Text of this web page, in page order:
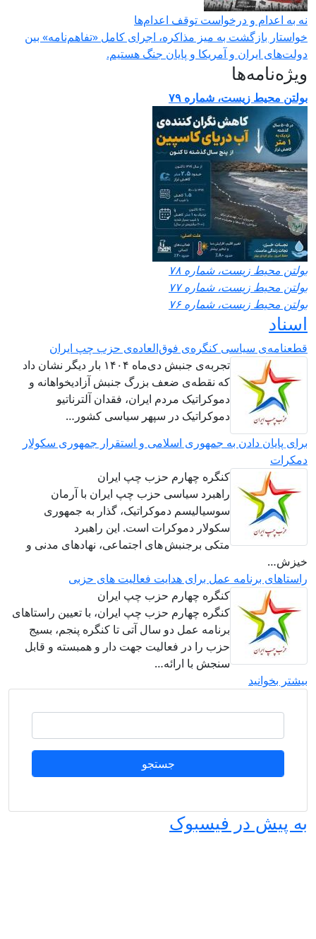
به اعدام و درخواست توقف اعدام‌ها
بازگشت به میز مذاکره، اجرای کامل «تفاهم‌نامه» بین
ایران و آمریکا و پایان جنگ هستیم.
محیط زیست، شماره ۷۹
محیط زیست، شماره ۷۸
محیط زیست، شماره ۷۷
محیط زیست، شماره ۷۶
سیاسی کنگره‌ی فوق‌العاده‌ی حزب چپ ایران
تجربه‌ی جنبش دی‌ماه ۱۴۰۴ بار دیگر نشان داد
که نقطه‌ی ضعف بزرگ جنبش آزادیخواهانه و
دموکراتیک مردم ایران، فقدان آلترناتیو
دموکراتیک در سپهر سیاسی کشور…
پایان دادن به جمهوری اسلامی و استقرار جمهوری سکولار
کنگره چهارم حزب چپ ایران
راهبرد سياسی حزب چپ ایران با آرمان
سوسیالیسم دموکراتیک، گذار به جمهوری
سکولار دموکرات است. این راهبرد
متکی برجنبش های اجتماعی، نهادهای مدنی و
برنامه عمل برای هدایت فعالیت های حزبی
کنگره چهارم حزب چپ ایران
کنگره چهارم حزب چپ ایران، با تعیین راستاهای
برنامه عمل دو سال آتی تا کنگره پنجم، بسیج
حزب را در فعالیت جهت دار و همبسته و قابل
سنجش با ارائه…
بخوانید
پیش در فیسبوک